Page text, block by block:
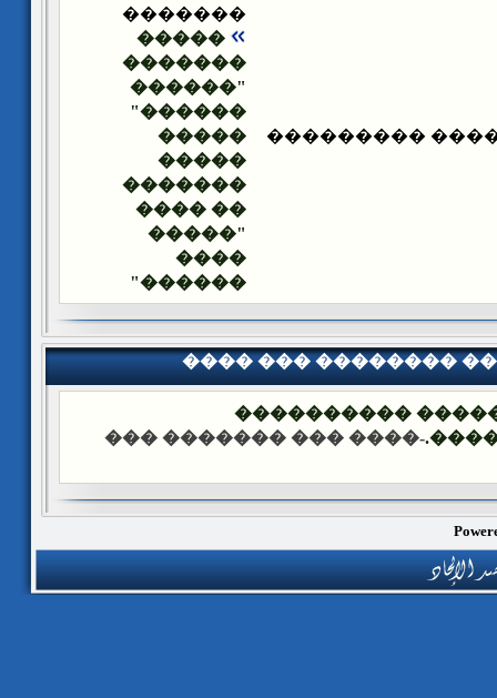
��������
�������
�����
�������
"������
������"
�����
�����
�������
�� ����
"�����
����
������"
���� ��� ��������
��� ����:
-���� ��� ������� ���